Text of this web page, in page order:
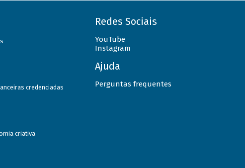
credenciadas
criativa
Redes Sociais
YouTube
Instagram
Ajuda
Perguntas frequentes